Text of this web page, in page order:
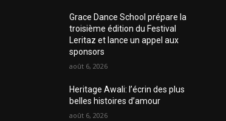
Grace Dance School prépare la
troisième édition du Festival
Leritaz et lance un appel aux
sponsors
août 6, 2026
Heritage Awali: l’écrin des plus
belles histoires d’amour
août 6, 2026